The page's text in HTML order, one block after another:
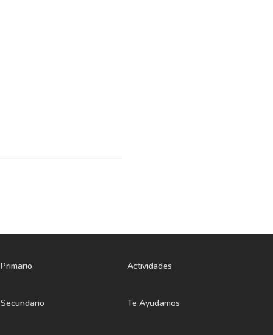
Primario
Secundario
Actividades
Te Ayudamos